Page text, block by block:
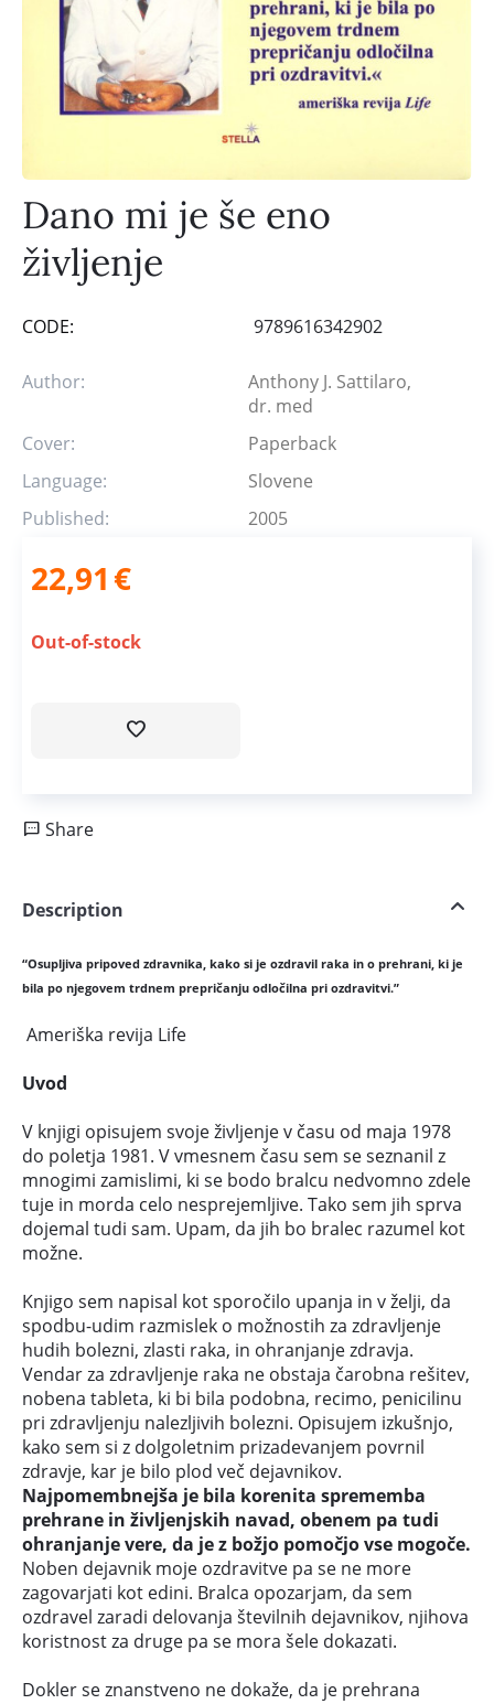
Dano mi je še eno
življenje
CODE: 9789616342902
Author:
Anthony J. Sattilaro,
dr. med
Cover:
Paperback
Language:
Slovene
Published:
2005
22,91€
Out-of-stock
Share
Description
“Osupljiva pripoved zdravnika, kako si je ozdravil raka in o prehrani, ki je
bila po njegovem trdnem prepričanju odločilna pri ozdravitvi.”
Ameriška revija Life
Uvod
V knjigi opisujem svoje življenje v času od maja 1978
do poletja 1981. V vmesnem času sem se seznanil z
mnogimi zamislimi, ki se bodo bralcu nedvomno zdele
tuje in morda celo nesprejemljive. Tako sem jih sprva
dojemal tudi sam. Upam, da jih bo bralec razumel kot
možne.
Knjigo sem napisal kot sporočilo upanja in v želji, da
spodbu-udim razmislek o možnostih za zdravljenje
hudih bolezni, zlasti raka, in ohranjanje zdravja.
Vendar za zdravljenje raka ne obstaja čarobna rešitev,
nobena tableta, ki bi bila podobna, recimo, penicilinu
pri zdravljenju nalezljivih bolezni. Opisujem izkušnjo,
kako sem si z dolgoletnim prizadevanjem povrnil
zdravje, kar je bilo plod več dejavnikov.
Najpomembnejša je bila korenita sprememba
prehrane in življenjskih navad, obenem pa tudi
ohranjanje vere, da je z božjo pomočjo vse mogoče.
Noben dejavnik moje ozdravitve pa se ne more
zagovarjati kot edini. Bralca opozarjam, da sem
ozdravel zaradi delovanja številnih dejavnikov, njihova
koristnost za druge pa se mora šele dokazati.
Dokler se znanstveno ne dokaže, da je prehrana